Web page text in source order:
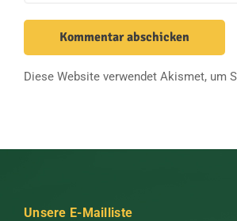
Diese Website verwendet Akismet, um
Unsere E-Mailliste